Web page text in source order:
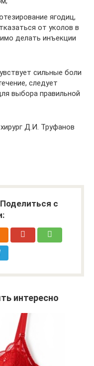
ягодиц,
от уколов в
делать инъекции
сильные боли
следует
выбора правильной
Д.И. Труфанов
с
интересно